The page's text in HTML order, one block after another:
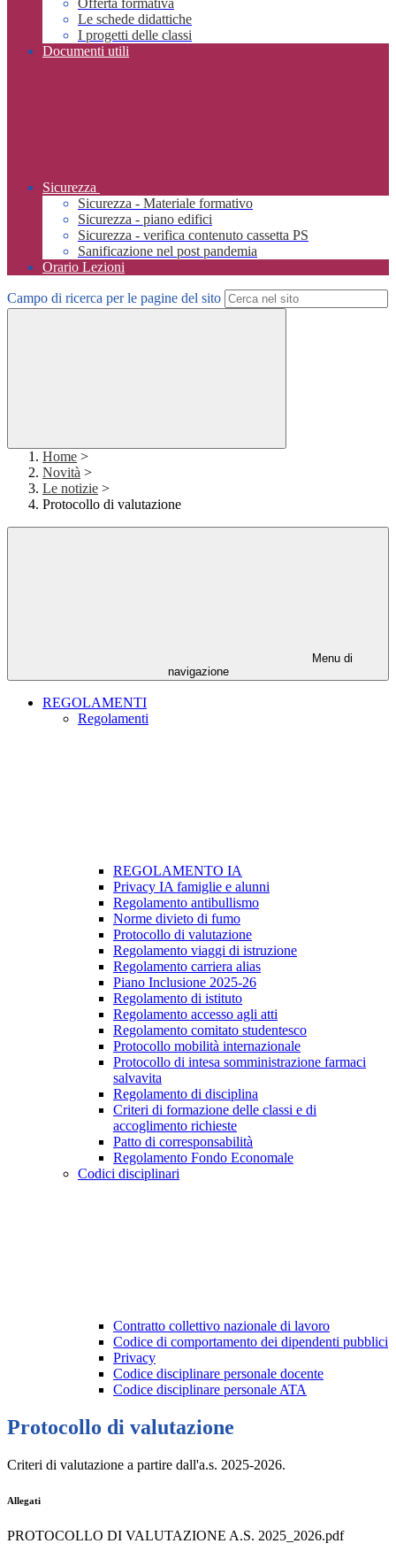
Offerta formativa
Le schede didattiche
I progetti delle classi
Documenti utili
Sicurezza
Sicurezza - Materiale formativo
Sicurezza - piano edifici
Sicurezza - verifica contenuto cassetta PS
Sanificazione nel post pandemia
Orario Lezioni
Campo di ricerca per le pagine del sito
Home >
Novità >
Le notizie >
Protocollo di valutazione
Menu di
navigazione
REGOLAMENTI
Regolamenti
REGOLAMENTO IA
Privacy IA famiglie e alunni
Regolamento antibullismo
Norme divieto di fumo
Protocollo di valutazione
Regolamento viaggi di istruzione
Regolamento carriera alias
Piano Inclusione 2025-26
Regolamento di istituto
Regolamento accesso agli atti
Regolamento comitato studentesco
Protocollo mobilità internazionale
Protocollo di intesa somministrazione farmaci
salvavita
Regolamento di disciplina
Criteri di formazione delle classi e di
accoglimento richieste
Patto di corresponsabilità
Regolamento Fondo Economale
Codici disciplinari
Contratto collettivo nazionale di lavoro
Codice di comportamento dei dipendenti pubblici
Privacy
Codice disciplinare personale docente
Codice disciplinare personale ATA
Protocollo di valutazione
Criteri di valutazione a partire dall'a.s. 2025-2026.
Allegati
PROTOCOLLO DI VALUTAZIONE A.S. 2025_2026.pdf